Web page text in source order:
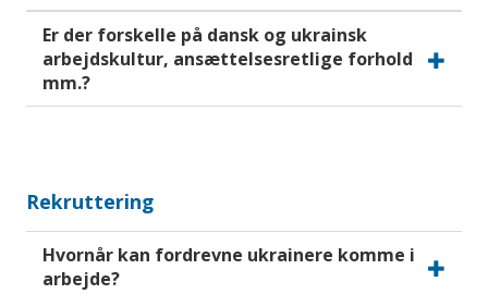
Er der forskelle på dansk og ukrainsk
arbejdskultur, ansættelsesretlige forhold
mm.?
Rekruttering
Hvornår kan fordrevne ukrainere komme i
arbejde?